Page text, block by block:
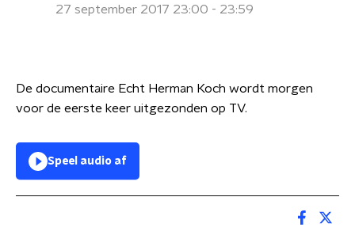
27 september 2017 23:00 - 23:59
De documentaire Echt Herman Koch wordt morgen
voor de eerste keer uitgezonden op TV.
Speel audio af